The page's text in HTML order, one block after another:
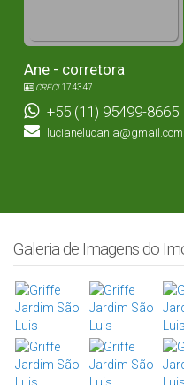
Ane - corretora
CRECI174347
+55 (11) 95499-8665
lucianelucania@gmail.com
Galeria de Imagens do